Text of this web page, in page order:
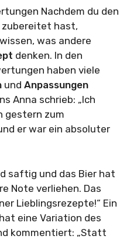
Nachdem du den
zubereitet hast,
was andere
denken. In den
haben viele
und Anpassungen
Anna schrieb: „Ich
gestern zum
er war ein absoluter
saftig und das Bier hat
Note verliehen. Das
Lieblingsrezepte!“ Ein
eine Variation des
kommentiert: „Statt